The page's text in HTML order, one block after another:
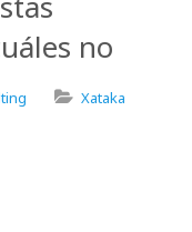
no
Xataka